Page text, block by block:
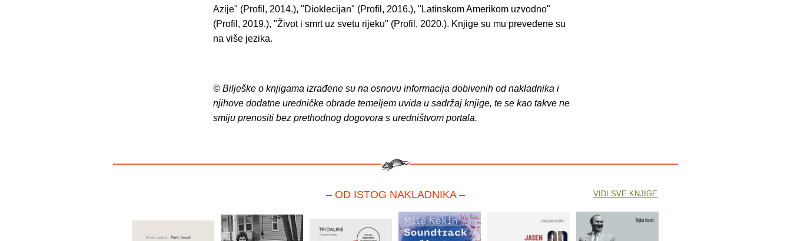
Azije" (Profil, 2014.), "Dioklecijan" (Profil, 2016.), "Latinskom Amerikom uzvodno"
(Profil, 2019.), "Život i smrt uz svetu rijeku" (Profil, 2020.). Knjige su mu prevedene su
na više jezika.
© Bilješke o knjigama izrađene su na osnovu informacija dobivenih od nakladnika i
njihove dodatne uredničke obrade temeljem uvida u sadržaj knjige, te se kao takve ne
smiju prenositi bez prethodnog dogovora s uredništvom portala.
– OD ISTOG NAKLADNIKA – VIDI SVE KNJIGE